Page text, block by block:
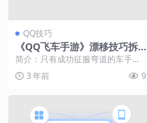
QQ技巧
《QQ飞车手游》漂移技巧拆
解分析 手把手教你漂移
简介：只有成功征服弯道的车手才
能称之为合格的车手。要想快速拉
大与其它竞争车手的距...
3 年前 9